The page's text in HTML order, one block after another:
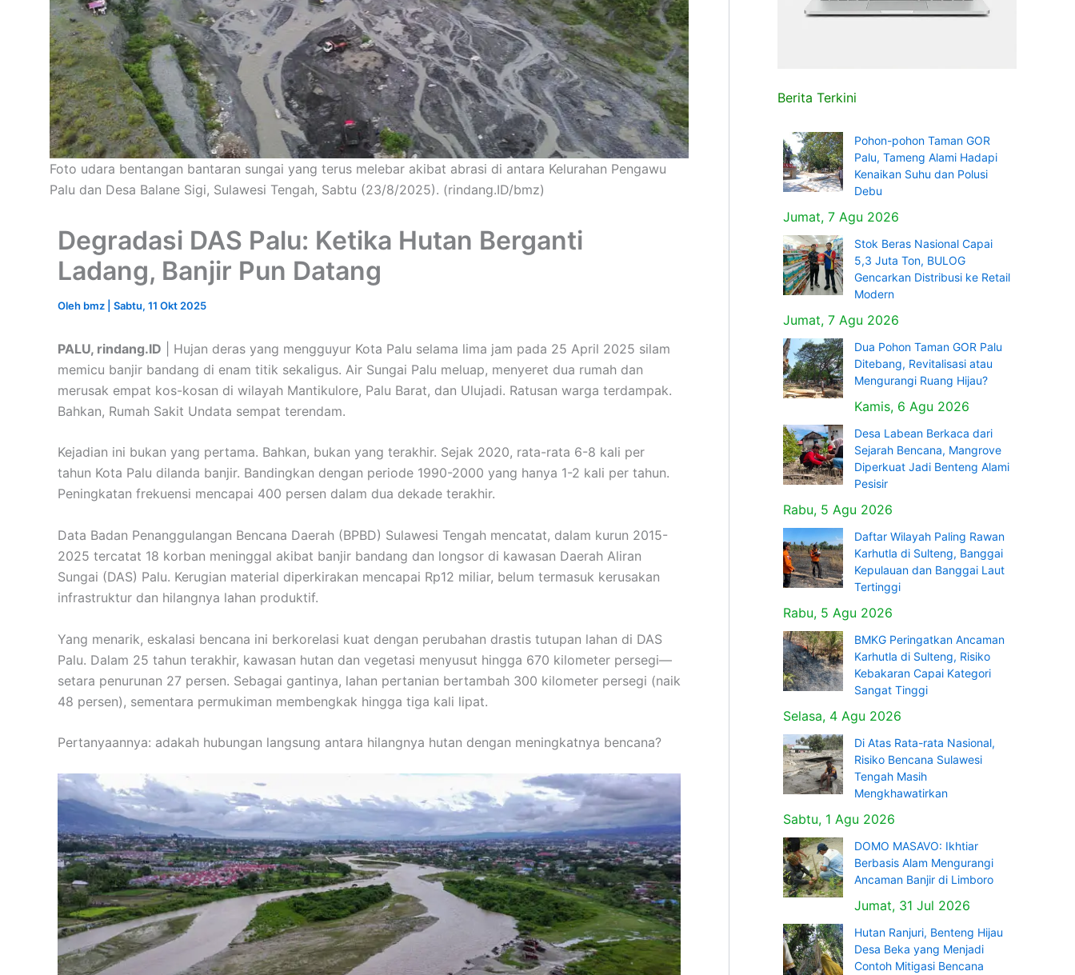
Foto udara bentangan bantaran sungai yang terus melebar akibat abrasi di antara Kelurahan Pengawu
Palu dan Desa Balane Sigi, Sulawesi Tengah, Sabtu (23/8/2025). (rindang.ID/bmz)
Degradasi DAS Palu: Ketika Hutan Berganti
Ladang, Banjir Pun Datang
Oleh bmz Sabtu, 11 Okt 2025
PALU, rindang.ID | Hujan deras yang mengguyur Kota Palu selama lima jam pada 25 April 2025 silam
memicu banjir bandang di enam titik sekaligus. Air Sungai Palu meluap, menyeret dua rumah dan
merusak empat kos-kosan di wilayah Mantikulore, Palu Barat, dan Ulujadi. Ratusan warga terdampak.
Bahkan, Rumah Sakit Undata sempat terendam.
Kejadian ini bukan yang pertama. Bahkan, bukan yang terakhir. Sejak 2020, rata-rata 6-8 kali per
tahun Kota Palu dilanda banjir. Bandingkan dengan periode 1990-2000 yang hanya 1-2 kali per tahun.
Peningkatan frekuensi mencapai 400 persen dalam dua dekade terakhir.
Data Badan Penanggulangan Bencana Daerah (BPBD) Sulawesi Tengah mencatat, dalam kurun 2015-
2025 tercatat 18 korban meninggal akibat banjir bandang dan longsor di kawasan Daerah Aliran
Sungai (DAS) Palu. Kerugian material diperkirakan mencapai Rp12 miliar, belum termasuk kerusakan
infrastruktur dan hilangnya lahan produktif.
Yang menarik, eskalasi bencana ini berkorelasi kuat dengan perubahan drastis tutupan lahan di DAS
Palu. Dalam 25 tahun terakhir, kawasan hutan dan vegetasi menyusut hingga 670 kilometer persegi—
setara penurunan 27 persen. Sebagai gantinya, lahan pertanian bertambah 300 kilometer persegi (naik
48 persen), sementara permukiman membengkak hingga tiga kali lipat.
Pertanyaannya: adakah hubungan langsung antara hilangnya hutan dengan meningkatnya bencana?
Berita Terkini
Pohon-pohon Taman GOR
Palu, Tameng Alami Hadapi
Kenaikan Suhu dan Polusi
Debu
Jumat, 7 Agu 2026
Stok Beras Nasional Capai
5,3 Juta Ton, BULOG
Gencarkan Distribusi ke Retail
Modern
Jumat, 7 Agu 2026
Dua Pohon Taman GOR Palu
Ditebang, Revitalisasi atau
Mengurangi Ruang Hijau?
Kamis, 6 Agu 2026
Desa Labean Berkaca dari
Sejarah Bencana, Mangrove
Diperkuat Jadi Benteng Alami
Pesisir
Rabu, 5 Agu 2026
Daftar Wilayah Paling Rawan
Karhutla di Sulteng, Banggai
Kepulauan dan Banggai Laut
Tertinggi
Rabu, 5 Agu 2026
BMKG Peringatkan Ancaman
Karhutla di Sulteng, Risiko
Kebakaran Capai Kategori
Sangat Tinggi
Selasa, 4 Agu 2026
Di Atas Rata-rata Nasional,
Risiko Bencana Sulawesi
Tengah Masih
Mengkhawatirkan
Sabtu, 1 Agu 2026
DOMO MASAVO: Ikhtiar
Berbasis Alam Mengurangi
Ancaman Banjir di Limboro
Jumat, 31 Jul 2026
Hutan Ranjuri, Benteng Hijau
Desa Beka yang Menjadi
Contoh Mitigasi Bencana